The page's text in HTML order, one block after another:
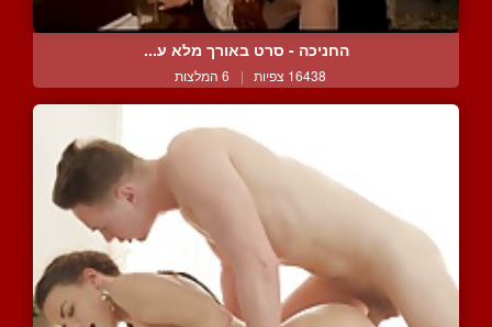
החניכה - סרט באורך מלא ע...
16438 צפיות | 6 המלצות